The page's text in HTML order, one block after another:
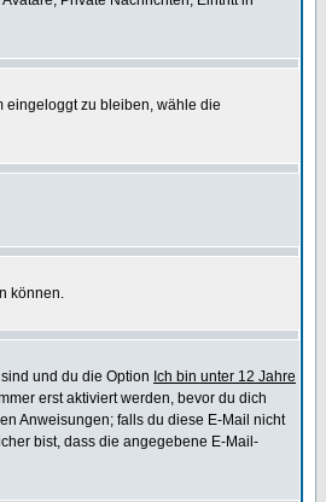
eingeloggt zu bleiben, wähle die
können.
und du die Option Ich bin unter 12 Jahre
erst aktiviert werden, bevor du dich
Anweisungen; falls du diese E-Mail nicht
bist, dass die angegebene E-Mail-